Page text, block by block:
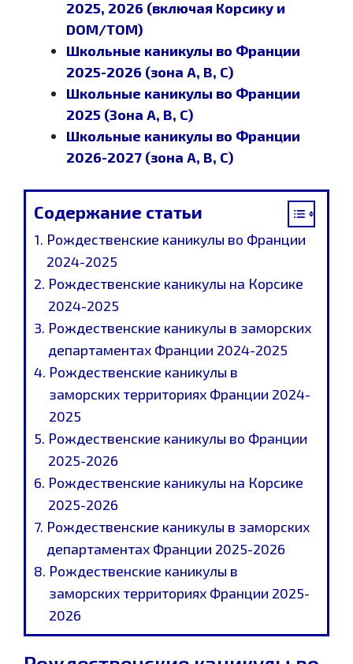
2025, 2026 (включая Корсику и
DOM/TOM)
Школьные каникулы во Франции
2025-2026 (зона A, B, C)
Школьные каникулы во Франции
2025 (Зона A, B, C)
Школьные каникулы во Франции
2026-2027 (зона A, B, C)
Содержание статьи
Рождественские каникулы во Франции
2024-2025
Рождественские каникулы на Корсике
2024-2025
Рождественские каникулы в заморских
департаментах Франции 2024-2025
Рождественские каникулы в
заморских территориях Франции 2024-
2025
Рождественские каникулы во Франции
2025-2026
Рождественские каникулы на Корсике
2025-2026
Рождественские каникулы в заморских
департаментах Франции 2025-2026
Рождественские каникулы в
заморских территориях Франции 2025-
2026